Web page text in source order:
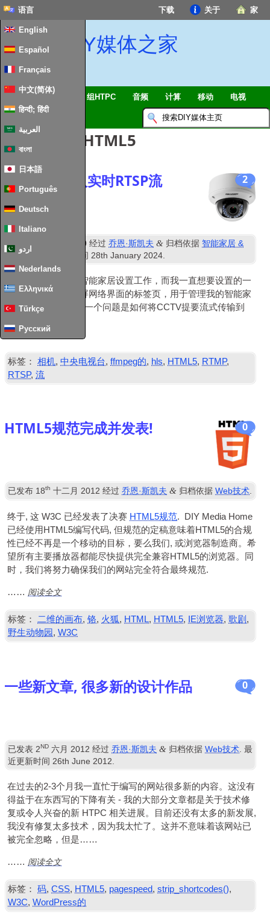
家
关于
下载
语言
English
Español
Français
中文(简体)
हिन्दी; हिंदी
العربية
বাংলা
日本語
Português
Deutsch
Italiano
اردو
Nederlands
Ελληνικά
Türkçe
Русский
DIY媒体之家
智能家居 & 物联网 组HTPC 音频 计算 移动 电视
文章标签： HTML5
2
在网页中嵌入实时RTSP流
已发表 可能 2020 经过乔恩·斯凯夫 & 归档依据 智能家居 &
物联网
. 最近更新时间28th January 2024.
我最近一直在进行智能家居设置工作，而我一直想要设置的一
件事就是带有触摸屏网络界面的标签页，用于管理我的智能家
居. 我必须破解的第一个问题是如何将CCTV提要流式传输到
……阅读全文
标签： 相机,中央电视台,ffmpeg的, hls, HTML5, RTMP,
RTSP,流
0
HTML5规范完成并发表!
已发布 18th 十二月 2012 经过乔恩·斯凯夫 & 归档依据Web技术.
终于, 这W3C 已经发表了决赛 HTML5规范. DIY Media Home
已经使用HTML5编写代码, 但规范的定稿意味着HTML5的合规
性已经不再是一个移动的目标，要么我们, 或浏览器制造商。希
望所有主要播放器都能尽快提供完全兼容HTML5的浏览器。同
时，我们将努力确保我们的网站完全符合最终规范.
…… 阅读全文
标签： 二维的画布,铬, 火狐, HTML, HTML5, IE浏览器,歌剧 ,
野生动物园 ,W3C
0
一些新文章, 很多新的设计作品
已发表 2ND 六月 2012 经过乔恩·斯凯夫 & 归档依据Web技术 . 最
近更新时间 26th June 2012
在过去的2-3个月我一直忙于编写的网站很多新的内容。这没有
得益于在东西写的下降有关 - 我的大部分文章都是关于技术修
复或令人兴奋的新 HTPC 相关进展。目前还没有太多的新发展,
我没有修复太多技术，因为我太忙了。这并不意味着该网站已
被完全忽略，但是……
…… 阅读全文
标签： 码,CSS, HTML5, pagespeed,strip_shortcodes(),
W3C,WordPress的